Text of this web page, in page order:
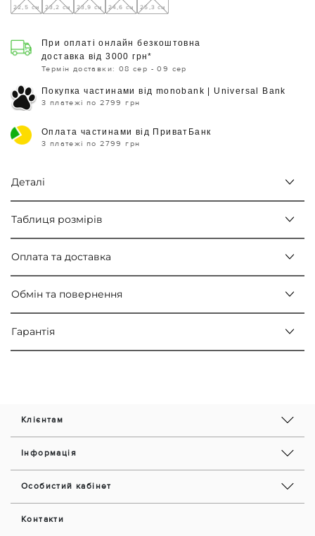
22,5 см 23,2 см 23,9 см 24,6 см 25,3 см
При оплаті онлайн безкоштовна
доставка від 3000 грн*
Термін доставки: 08 сер - 09 сер
Покупка частинами від monobank | Universal Bank
3 платежі по 2799 грн
Оплата частинами від ПриватБанк
3 платежі по 2799 грн
Деталі
Таблиця розмірів
Оплата та доставка
Обмін та повернення
Гарантія
Клієнтам
Інформація
Особистий кабінет
Контакти